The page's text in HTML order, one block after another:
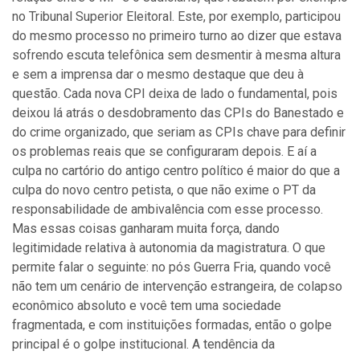
no Tribunal Superior Eleitoral. Este, por exemplo, participou
do mesmo processo no primeiro turno ao dizer que estava
sofrendo escuta telefônica sem desmentir à mesma altura
e sem a imprensa dar o mesmo destaque que deu à
questão. Cada nova CPI deixa de lado o fundamental, pois
deixou lá atrás o desdobramento das CPIs do Banestado e
do crime organizado, que seriam as CPIs chave para definir
os problemas reais que se configuraram depois. E aí a
culpa no cartório do antigo centro político é maior do que a
culpa do novo centro petista, o que não exime o PT da
responsabilidade de ambivalência com esse processo.
Mas essas coisas ganharam muita força, dando
legitimidade relativa à autonomia da magistratura. O que
permite falar o seguinte: no pós Guerra Fria, quando você
não tem um cenário de intervenção estrangeira, de colapso
econômico absoluto e você tem uma sociedade
fragmentada, e com instituições formadas, então o golpe
principal é o golpe institucional. A tendência da